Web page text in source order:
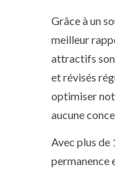
Grâce à un
meilleur
attractifs
et révisés
optimiser
aucune
Avec plus
permanence